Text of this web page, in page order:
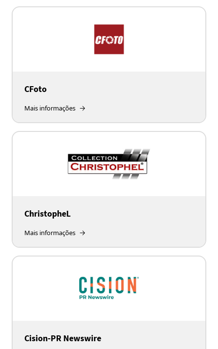
CFoto
Mais informações
ChristopheL
Mais informações
Cision-PR Newswire